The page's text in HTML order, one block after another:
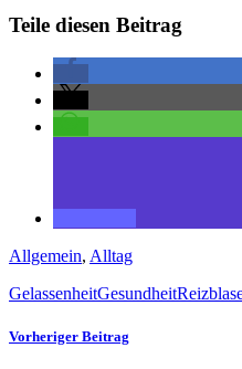
Teile diesen Beitrag
Allgemein, Alltag
GelassenheitGesundheit
Vorheriger Beitrag